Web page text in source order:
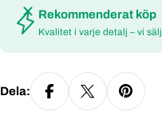
Rekommenderat köp
Kvalitet i varje detalj – vi
Dela: